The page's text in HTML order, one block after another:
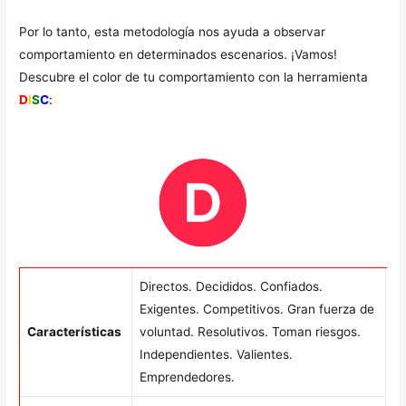
Por lo tanto, esta metodología nos ayuda a observar
comportamiento en determinados escenarios. ¡Vamos!
Descubre el color de tu comportamiento con la herramienta
DISC:
Características
Directos. Decididos. Confiados.
Exigentes. Competitivos. Gran fuerza de
voluntad. Resolutivos. Toman riesgos.
Independientes. Valientes.
Emprendedores.